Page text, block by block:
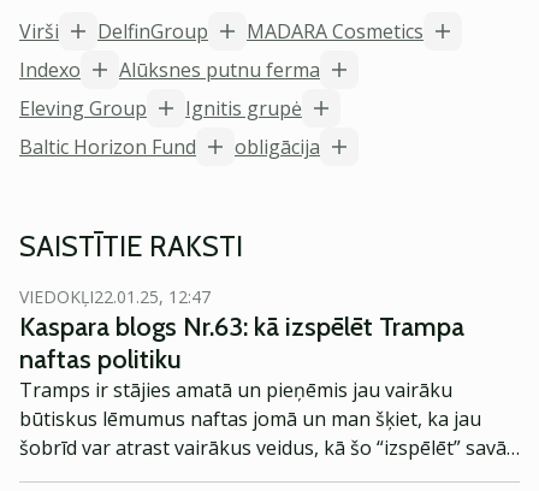
Virši
DelfinGroup
MADARA Cosmetics
Indexo
Alūksnes putnu ferma
Eleving Group
Ignitis grupė
Baltic Horizon Fund
obligācija
SAISTĪTIE RAKSTI
VIEDOKĻI22.01.25, 12:47
Kaspara blogs Nr.63: kā izspēlēt Trampa
naftas politiku
Tramps ir stājies amatā un pieņēmis jau vairāku
būtiskus lēmumus naftas jomā un man šķiet, ka jau
šobrīd var atrast vairākus veidus, kā šo “izspēlēt” savā
portfelī.